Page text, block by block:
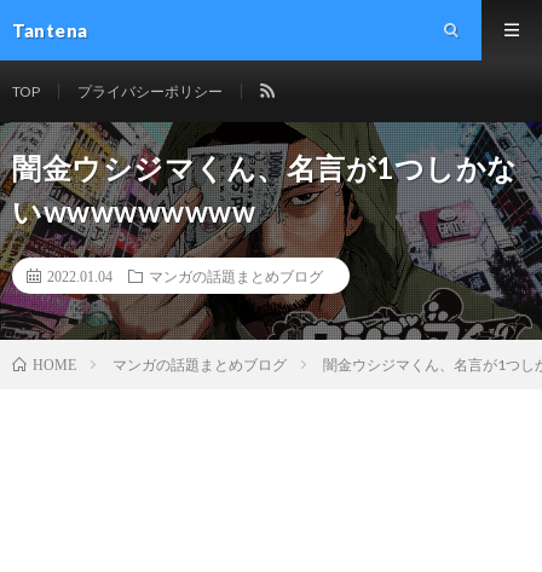
Tantena
TOP プライバシーポリシー
闇金ウシジマくん、名言が1つしかな
いwwwwwwwww
2022.01.04 マンガの話題まとめブログ
HOME マンガの話題まとめブログ 闇金ウシジマくん、名言が1つ